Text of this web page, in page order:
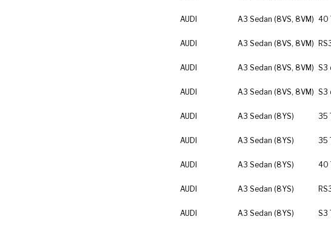
AUDI
A3 Sedan (8VS, 8VM) 40
AUDI
A3 Sedan (8VS, 8VM)
AUDI
A3 Sedan (8VS, 8VM) S3
AUDI
A3 Sedan (8VS, 8VM) S3
AUDI
A3 Sedan (8YS) 35
AUDI
A3 Sedan (8YS) 35
AUDI
A3 Sedan (8YS) 40
AUDI
A3 Sedan (8YS)
AUDI
A3 Sedan (8YS) S3